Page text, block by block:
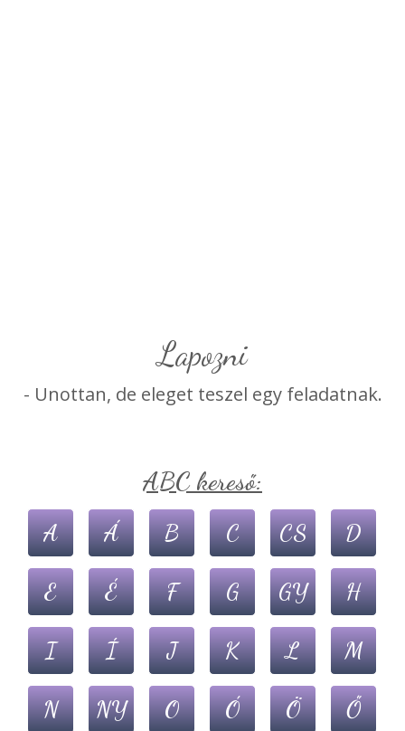
lapozni
- Unottan, de eleget teszel egy feladatnak.
ABC kereső:
A Á B C CS D
E É F G GY H
I Í J K L M
N NY O Ó Ö Ő